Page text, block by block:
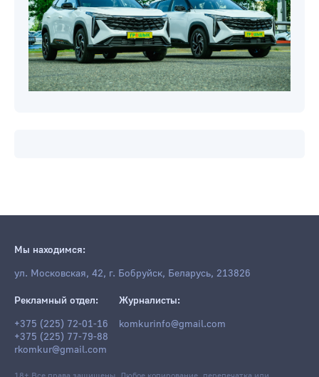
Мы находимся:
ул. Московская, 42, г. Бобруйск, Беларусь, 213826
Рекламный отдел:
+375 (225) 72-01-16
+375 (225) 77-79-88
rkomkur@gmail.com
Журналисты:
komkurinfo@gmail.com